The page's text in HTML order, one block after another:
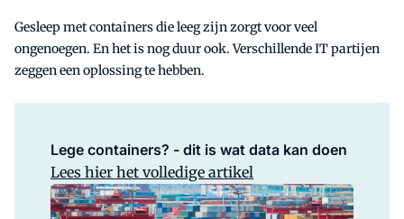
Gesleep met containers die leeg zijn zorgt voor veel
ongenoegen. En het is nog duur ook. Verschillende IT partijen
zeggen een oplossing te hebben.
Lege containers? - dit is wat data kan doen
Lees hier het volledige artikel